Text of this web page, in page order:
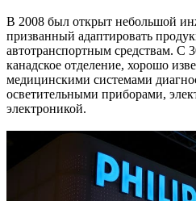
В 2008 был открыт небольшой
призванный адаптировать
автотранспортным средствам. С
канадское отделение, хорошо
медицинскими системами
осветительными приборами,
электроникой.